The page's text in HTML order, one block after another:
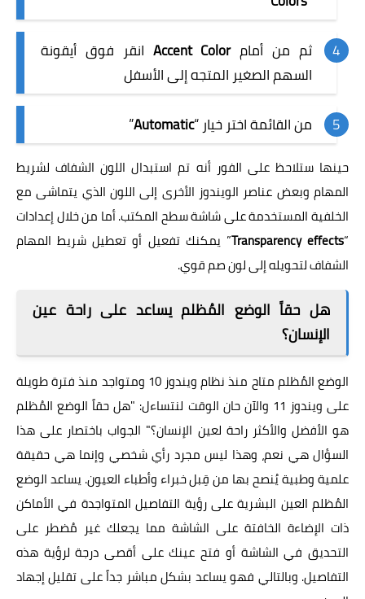
ثم من أمامAccent Color انقر فوق أيقونة
السهم الصغير المتجه إلى الأسفل
من القائمة اختر خيار “Automatic
”
حينها ستلاحظ على الفور أنه تم استبدال اللون الشفاف لشريط
المهام وبعض عناصر الويندوز الأخرى إلى اللون الذي يتماشى مع
الخلفية المستخدمة على شاشة سطح المكتب. أما من خلال إعدادات
“
Transparency effects” يمكنك تفعيل أو تعطيل شريط المهام
الشفاف لتحويله إلى لون صم قوي.
هل حقاً الوضع المُظلم يساعد على راحة عين
الإنسان؟
الوضع المُظلم متاح منذ نظام ويندوز 10 ومتواجد منذ فترة طويلة
على ويندوز 11 والآن حان الوقت لنتساءل: "هل حقاً الوضع المُظلم
هو الأفضل والأكثر راحة لعين الإنسان؟" الجواب باختصار على هذا
السؤال هي نعم، وهذا ليس مجرد رأي شخصي وإنما هي حقيقة
علمية وطبية يُنصح بها من قِبل خبراء وأطباء العيون. يساعد الوضع
المُظلم العين البشرية على رؤية التفاصيل المتواجدة في الأماكن
ذات الإضاءة الخافتة على الشاشة مما يجعلك غير مُضطر على
التحديق في الشاشة أو فتح عينك على أقصى درجة لرؤية هذه
التفاصيل. وبالتالي فهو يساعد بشكل مباشر جداً على تقليل إجهاد